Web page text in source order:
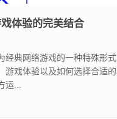
体验的完美结合
经典网络游戏的一种特殊形
游戏体验以及如何选择合适
...